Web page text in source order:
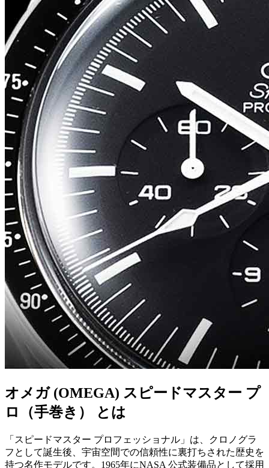
オメガ (OMEGA) スピードマスター プ
ロ（手巻き） とは
「スピードマスター プロフェッショナル」は、クロノグラ
フとして誕生後、宇宙空間での信頼性に裏打ちされた歴史を
持つ名作モデルです。1965年にNASA 公式装備品として採用